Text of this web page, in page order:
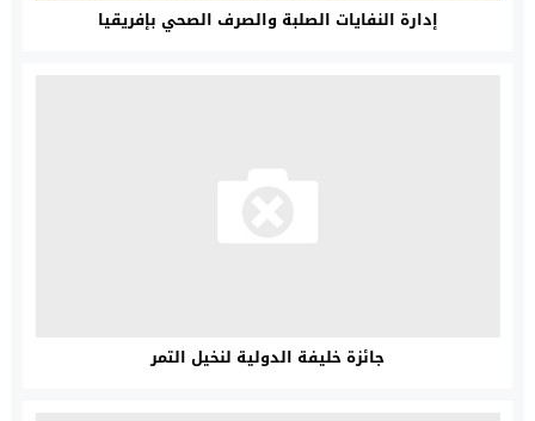
إدارة النفايات الصلبة والصرف الصحي بإفريقيا
جائزة خليفة الدولية لنخيل التمر